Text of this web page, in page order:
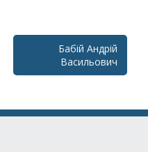
Бабій Андрій
Васильович